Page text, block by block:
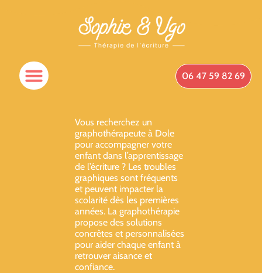
06 47 59 82 69
Vous recherchez un
graphothérapeute à Dole
pour accompagner votre
enfant dans l’apprentissage
de l’écriture ? Les troubles
graphiques sont fréquents
et peuvent impacter la
scolarité dès les premières
années. La graphothérapie
propose des solutions
concrètes et personnalisées
pour aider chaque enfant à
retrouver aisance et
confiance.